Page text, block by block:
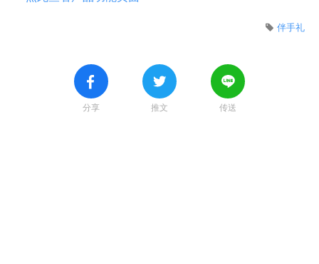
伴手礼
分享 推文 传送